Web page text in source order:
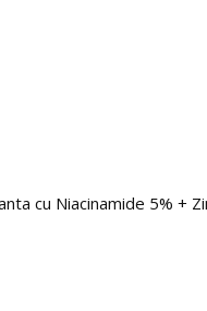
cu Niacinamide 5% +